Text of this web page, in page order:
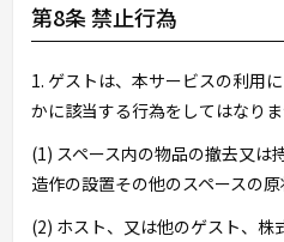
第8条 禁止行為
1. ゲストは、本サービスの利用
かに該当する行為をしてはなりま
(1) スペース内の物品の撤去又は
造作の設置その他のスペースの
(2) ホスト、又は他のゲスト、株